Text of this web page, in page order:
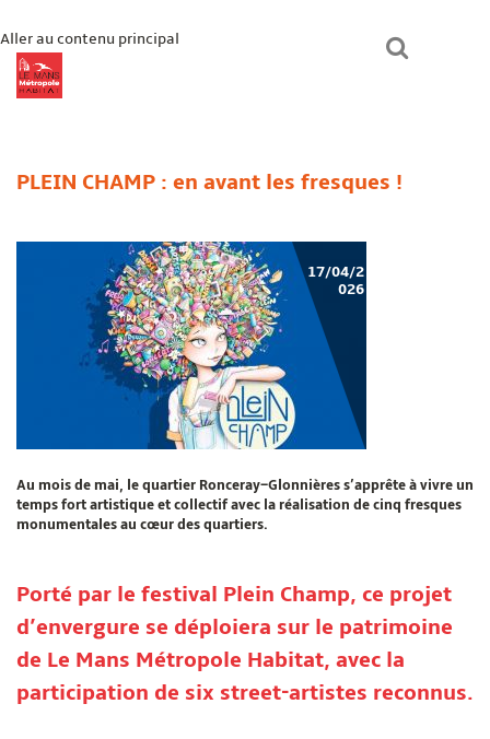
Aller au contenu principal
lmmhabitat.com
Paiement en ligne Mon espace
PLEIN CHAMP : en avant les fresques !
17/04/2
026
Au mois de mai, le quartier Ronceray–Glonnières s’apprête à vivre un
temps fort artistique et collectif avec la réalisation de cinq fresques
monumentales au cœur des quartiers.
Porté par le festival Plein Champ, ce projet
d’envergure se déploiera sur le patrimoine
de Le Mans Métropole Habitat, avec la
participation de six street-artistes reconnus.